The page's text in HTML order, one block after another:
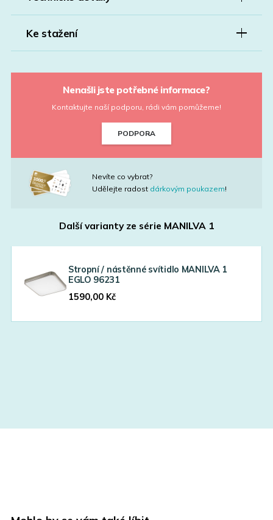
Ke stažení
Nenašli jste potřebné informace?
Kontaktujte naší podporu, rádi vám pomůžeme!
PODPORA
Nevíte co vybrat?
Udělejte radost dárkovým poukazem!
Další varianty ze série MANILVA 1
Stropní / nástěnné svítidlo MANILVA 1
EGLO 96231
1590,00 Kč